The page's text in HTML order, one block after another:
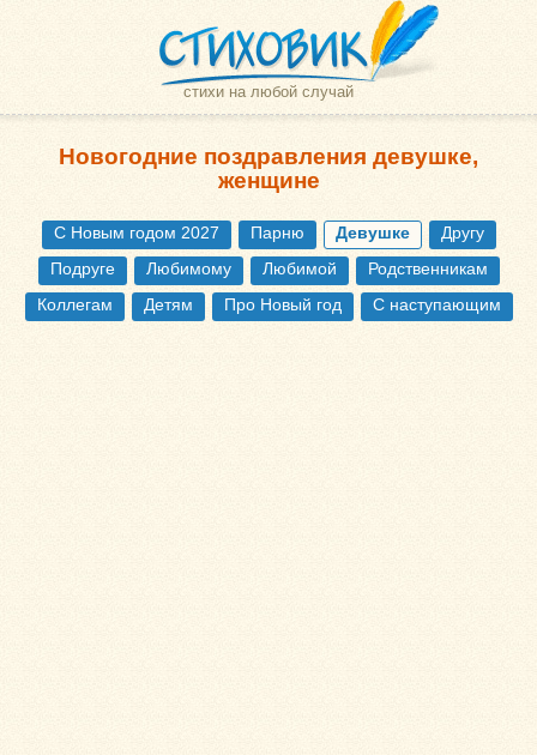
стихи на любой случай
Новогодние поздравления девушке,
женщине
С Новым годом 2027 Парню Девушке
Другу
Подруге
Любимому Любимой
Родственникам
Коллегам
Детям Про Новый год С наступающим